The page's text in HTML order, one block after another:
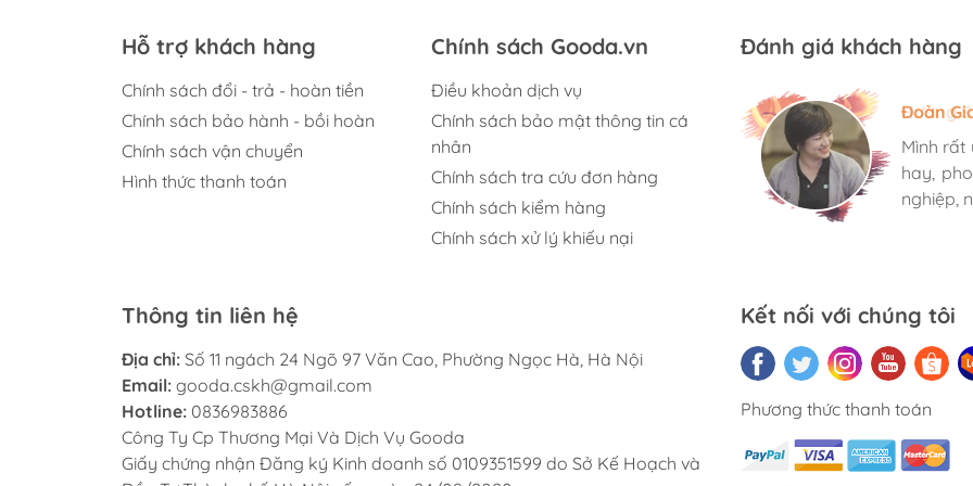
Hỗ trợ khách hàng
Chính sách đổi - trả - hoàn tiền
Chính sách bảo hành - bồi hoàn
Chính sách vận chuyển
Hình thức thanh toán
Chính sách Gooda.vn
Điều khoản dịch vụ
Chính sách bảo mật thông tin cá
nhân
Chính sách tra cứu đơn hàng
Chính sách kiểm hàng
Chính sách xử lý khiếu nại
Đánh giá khách hàng
Hương
Mình rất
hay,
nghiệp,
Đoàn
Mình rất
hay,
nghiệp,
Ngọc
Mình rất
hay,
nghiệp,
Thông tin liên hệ
Địa chỉ: Số 11 ngách 24 Ngõ 97 Văn Cao, Phường Ngọc Hà, Hà Nội
Email: gooda.cskh@gmail.com
Hotline: 0836983886
Công Ty Cp Thương Mại Và Dịch Vụ Gooda
Giấy chứng nhận Đăng ký Kinh doanh số 0109351599 do Sở Kế Hoạch và
Kết nối với chúng tôi
Phương thức thanh toán